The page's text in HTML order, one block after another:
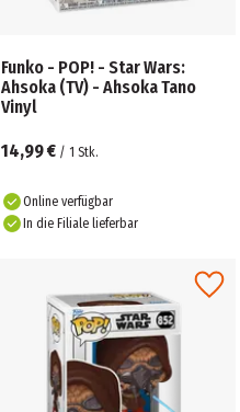
Funko - POP! - Star Wars:
Ahsoka (TV) - Ahsoka Tano
Vinyl
14,99 € / 1 Stk.
Online verfügbar
In die Filiale lieferbar